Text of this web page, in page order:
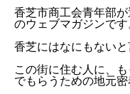
香芝市商工会青年部
のウェブマガジンです
香芝にはなにもないと
この街に住む人に、
でもらうための地元密